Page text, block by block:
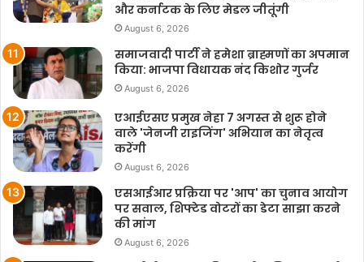
और कर्नाटक के लिए मेडल जीतूंगी
August 6, 2026
समाजवादी पार्टी ने हमेशा ब्राह्मणों का अपमान
किया: भाजपा विधायक नंद किशोर गुर्जर
August 6, 2026
एआईएसए प्रमुख नेहा 7 अगस्त से शुरू होने
वाले 'जेनजी राइजिंग' अभियान का नेतृत्व
करेंगी
August 6, 2026
एसआईआर प्रक्रिया पर 'आप' का चुनाव आयोग
पर सवाल, शिफ्टेड वोटरों का डेटा साझा करने
की मांग
August 6, 2026